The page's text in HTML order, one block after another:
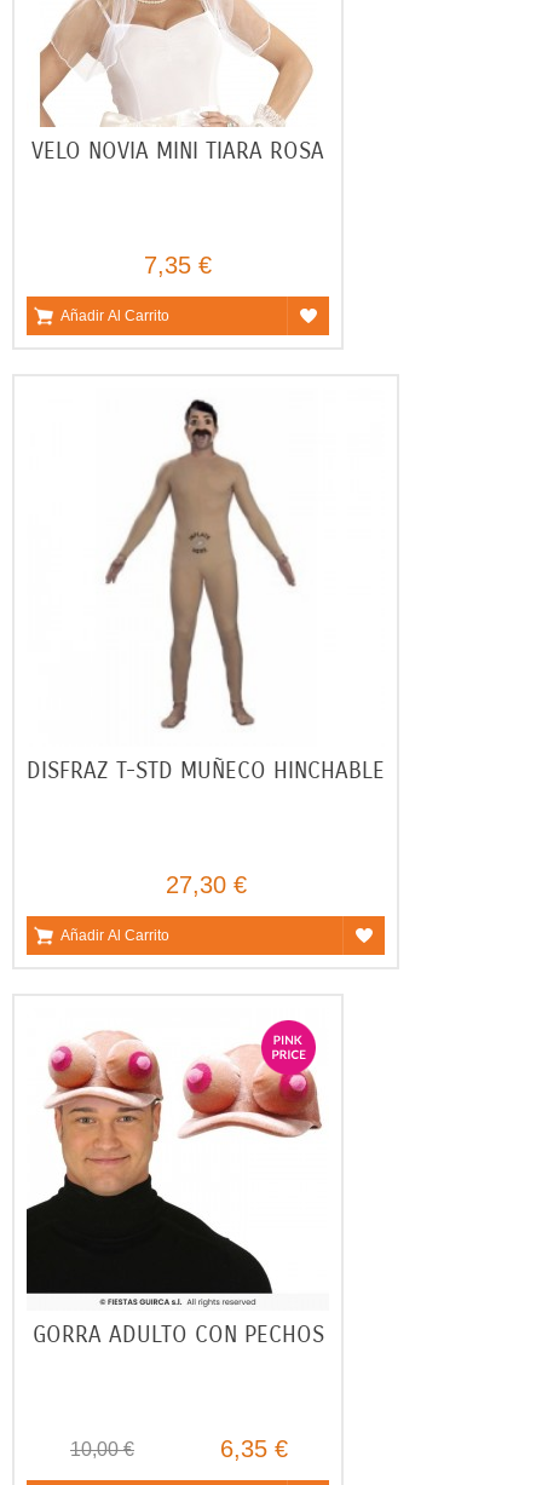
VELO NOVIA MINI TIARA ROSA
7,35 €
Añadir Al Carrito
DISFRAZ T-STD MUÑECO HINCHABLE
27,30 €
Añadir Al Carrito
GORRA ADULTO CON PECHOS
10,00 € 6,35 €